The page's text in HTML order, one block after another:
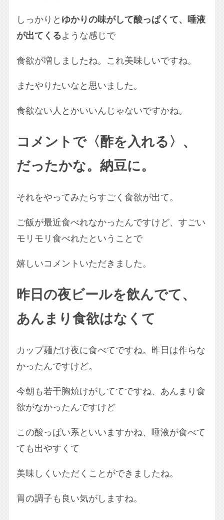
しっかりと ゆかりの味がして酸っぱくて、唾液
が出てくるような感じで
食欲が増しましたね。これ美味しいですね。
またやりたいなと思いました。
食欲ない人とかいいんじゃないですかね。
コメントで〈酢を入れる〉、
だったかな。納豆に。
それをやってみたらすごく食欲が出て。
ご飯が最近食べれなかったんですけど、すごい
モリモリ食べれたということで
嬉しいコメントいただきました。
昨日の夜ビールを飲んでて、
あんまり食欲はなくて
カップ麺だけ夜に食べてですね。昨日は作らな
かったんですけど。
今朝も若干胸焼けがしててですね、あんまり食
欲がなかったんですけど
この酸っぱい系といいますかね、唾液が食べて
ても出やすくて
美味しくいただくことができましたね。
胃の調子も良い気がしますね。